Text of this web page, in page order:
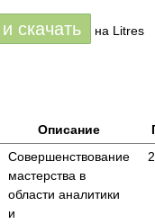
и скачать на Litres
Описание
Совершенствование
мастерства в
области аналитики
и